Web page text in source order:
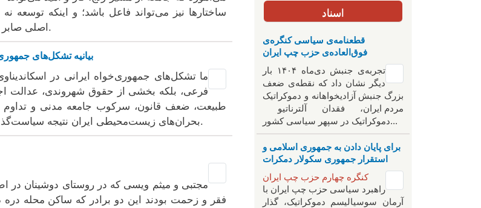
ساختارها نیز می‌تواند فاعل باشد؛ و اینکه توسعه
اصلی صابر برای جامعه امروز این است: مسئولیت بر دوش همه ماست.
بیانیه تشکل‌های
ما تشکل‌های جمهوری‌خواه ایرانی در
فرعی، بلکه بخشی از حقوق شهروندی، عدالت
طبیعت، ضعف قانون، سرکوب جامعه مدنی و
بحران‌های زیست‌محیطی ایران نتیجه سیاست‌گذاری غیرشفاف و بی‌توجهی به نظر کارشناسان مستقل است.
مجتبی و میثم ویسی که در روستای دوشینان در
فقر و زحمت بودند این دو برادر که ساکن محله دره
اسناد
قطعنامه‌ی سیاسی کنگره‌ی
فوق‌العاده‌ی حزب چپ ایران
تجربه‌ی جنبش دی‌ماه ۱۴۰۴ بار
دیگر نشان داد که نقطه‌ی ضعف
بزرگ جنبش آزادیخواهانه و دموکراتیک
مردم ایران، فقدان آلترناتیو
دموکراتیک در سپهر سیاسی کشور...
برای پایان دادن به جمهوری اسلامی و
استقرار جمهوری سکولار دمکرات
کنگره چهارم حزب چپ ایران
راهبرد سياسی حزب چپ ایران با
آرمان سوسیالیسم دموکراتیک، گذار